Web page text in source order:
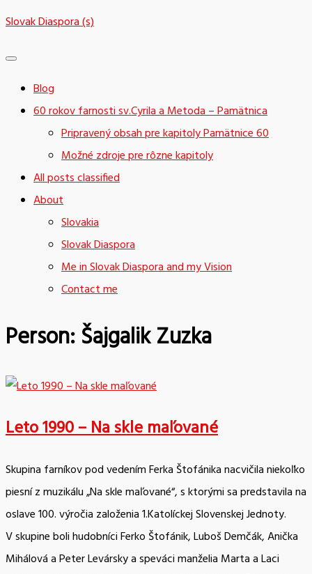
Skip
content
Slovak Diaspora (s)
Blog
60 rokov farnosti sv.Cyrila a Metoda – Pamätnica
Pripravený obsah pre kapitoly Pamätnice 60
Možné zdroje pre rôzne kapitoly
All posts classified
About
Slovakia
Slovak Diaspora
Me in Slovak Diaspora and my Vision
Contact me
Person:Šajgalik Zuzka
Leto 1990 – Na skle maľované
Skupina farníkov pod vedením Ferka Štofánika nacvičila niekoľko
piesní z muzikálu „Na skle maľované“, s ktorými sa predstavila na
oslave 100. výročia založenia 1.Katolíckej Slovenskej Jednoty.
V skupine boli hudobníci Ferko Štofánik, Luboš Demčák, Anička
Mihálová a Peter Levársky a speváci manželia Marta a Laci